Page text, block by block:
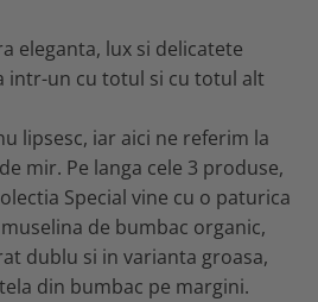
eleganta, lux si delicatete
intr-un cu totul si cu totul alt
lipsesc, iar aici ne referim la
mir. Pe langa cele 3 produse,
Special vine cu o paturica
de bumbac organic,
dublu si in varianta groasa,
din bumbac pe margini.